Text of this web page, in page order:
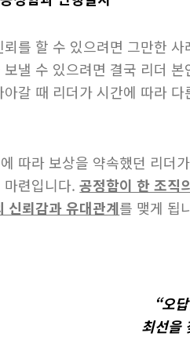
뢰를 할 수 있으려면 그만한
낼 수 있으려면 결국 리더
갈 때 리더가 시간에 따라
따라 보상을 약속했던 리더
마련입니다.공정함이 한 조직
신뢰감과 유대관계를 맺게 됩
“오
최선을